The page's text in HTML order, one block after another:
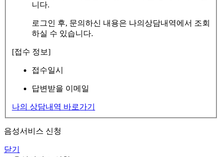
니다.
로그인 후, 문의하신 내용은 나의상담내역에서 조회
하실 수 있습니다.
[접수 정보]
접수일시
답변받을 이메일
나의 상담내역 바로가기
음성서비스 신청
닫기